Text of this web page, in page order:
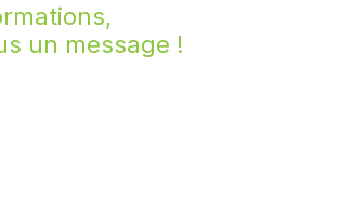
un message !